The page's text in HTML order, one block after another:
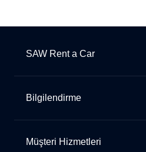
SAW Rent a Car
Bilgilendirme
Müşteri Hizmetleri